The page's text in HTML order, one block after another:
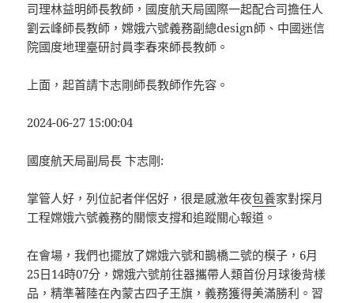
司理林益明師長教師，國度航天局國際一起配合司擔任人
劉云峰師長教師，嫦娥六號義務副總design師、中國迷信
院國度地理臺研討員李春來師長教師。
上面，起首請卞志剛師長教師作先容。
2024-06-27 15:00:04
國度航天局副局長 卞志剛:
掌管人好，列位記者伴侶好，很是感激年夜包養家對探月
工程嫦娥六號義務的關懷支撐和追蹤關心報道。
在會場，我們也擺放了嫦娥六號和鵲橋二號的模子，6月
25日14時07分，嫦娥六號前往器攜帶人類首份月球後背樣
品，精準著陸在內蒙古四子王旗，義務獲得美滿勝利。習